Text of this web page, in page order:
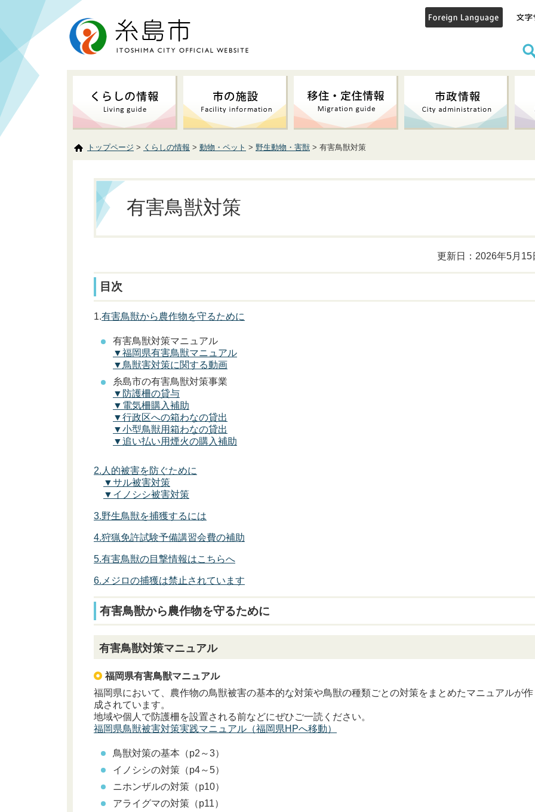
トップページ > くらしの情報 > 動物・ペット > 野生動物・害獣 > 有害鳥獣対策
有害鳥獣対策
更新日：2026年5月15
目次
1.有害鳥獣から農作物を守るために
有害鳥獣対策マニュアル
▼福岡県有害鳥獣マニュアル
▼鳥獣害対策に関する動画
糸島市の有害鳥獣対策事業
▼防護柵の貸与
▼電気柵購入補助
▼行政区への箱わなの貸出
▼小型鳥獣用箱わなの貸出
▼追い払い用煙火の購入補助
2.人的被害を防ぐために
▼サル被害対策
▼イノシシ被害対策
3.野生鳥獣を捕獲するには
4.狩猟免許試験予備講習会費の補助
5.有害鳥獣の目撃情報はこちらへ
6.メジロの捕獲は禁止されています
有害鳥獣から農作物を守るために
有害鳥獣対策マニュアル
福岡県有害鳥獣マニュアル
福岡県において、農作物の鳥獣被害の基本的な対策や鳥獣の種類ごとの対策をまとめたマニュアルが作
成されています。
地域や個人で防護柵を設置される前などにぜひご一読ください。
福岡県鳥獣被害対策実践マニュアル（福岡県HPへ移動）
鳥獣対策の基本（p2～3）
イノシシの対策（p4～5）
ニホンザルの対策（p10）
アライグマの対策（p11）